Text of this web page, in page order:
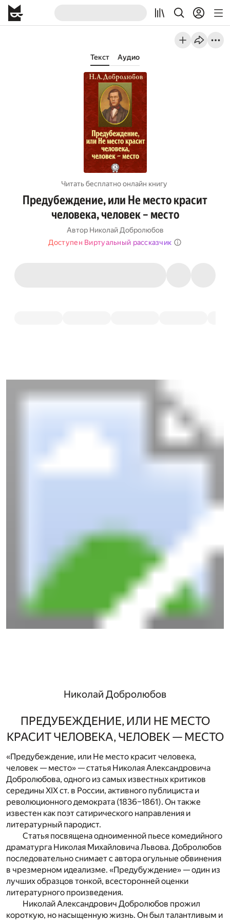
Текст Аудио
Читать бесплатно онлайн книгу
Предубеждение, или Не место красит
человека, человек – место
Автор Николай Добролюбов
Доступен Виртуальный рассказчик
Николай Добролюбов
ПРЕДУБЕЖДЕНИЕ, ИЛИ НЕ МЕСТО
КРАСИТ ЧЕЛОВЕКА, ЧЕЛОВЕК — МЕСТО
«Предубеждение, или Не место красит человека,
человек — место» — статья Николая Александровича
Добролюбова, одного из самых известных критиков
середины XIX ст. в России, активного публициста и
революционного демократа (1836–1861). Он также
известен как поэт сатирического направления и
литературный пародист.
Статья посвящена одноименной пьесе комедийного
драматурга Николая Михайловича Львова. Добролюбов
последовательно снимает с автора огульные обвинения
в чрезмерном идеализме. «Предубуждение» — один из
лучших образцов тонкой, всесторонней оценки
литературного произведения.
Николай Александрович Добролюбов прожил
короткую, но насыщенную жизнь. Он был талантливым и